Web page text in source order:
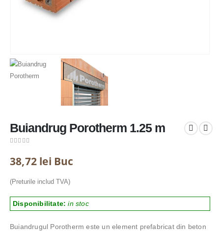
Buiandrug Porotherm 1.25 m
38,72 lei Buc
(Preturile includ TVA)
Disponibilitate:in stoc
Buiandrugul Porotherm este un element prefabricat din beton